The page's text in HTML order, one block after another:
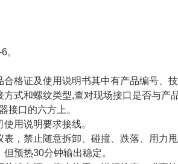
。
格证及使用说明书其中有产品编号、
方式和螺纹类型,查对现场接口是否与
接口的六方上。
用说明要求接线。
，禁止随意拆卸、碰撞、跌落、用力甩
预热30分钟输出稳定。